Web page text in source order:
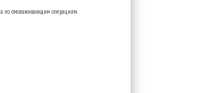
по омолаживающим операциям.